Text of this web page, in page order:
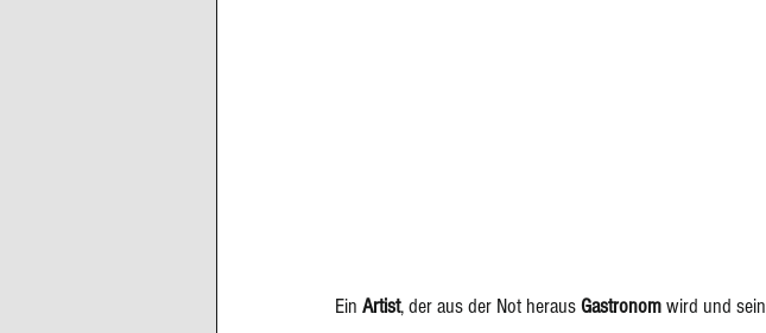
Ein Artist, der aus der Not heraus Gastronom wird und